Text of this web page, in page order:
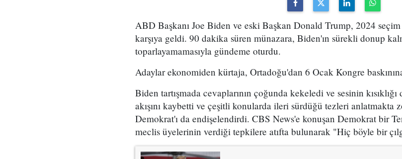
ABD Başkanı Joe Biden ve eski Başkan Donald Trump, 2024
karşıya geldi. 90 dakika süren münazara, Biden'ın sürekli donup
toparlayamamasıyla gündeme oturdu.
Adaylar ekonomiden kürtaja, Ortadoğu'dan 6 Ocak Kongre
Biden tartışmada cevaplarının çoğunda kekeledi ve sesinin
akışını kaybetti ve çeşitli konularda ileri sürdüğü tezleri anlatmakta
Demokrat'ı da endişelendirdi. CBS News'e konuşan Demokrat bir
meclis üyelerinin verdiği tepkilere atıfta bulunarak "Hiç böyle bir